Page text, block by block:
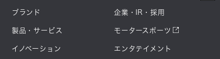
ブランド
製品・サービス
イノベーション
企業・IR・採用
モータースポーツ
エンタテイメント